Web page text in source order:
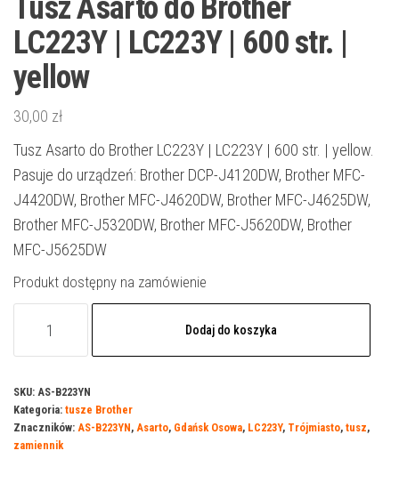
Tusz Asarto do Brother
LC223Y | LC223Y | 600 str. |
yellow
30,00 zł
Tusz Asarto do Brother LC223Y | LC223Y | 600 str. | yellow.
Pasuje do urządzeń: Brother DCP-J4120DW, Brother MFC-
J4420DW, Brother MFC-J4620DW, Brother MFC-J4625DW,
Brother MFC-J5320DW, Brother MFC-J5620DW, Brother
MFC-J5625DW
Produkt dostępny na zamówienie
do
Brother
LC223Y
Dodaj do koszyka
SKU: AS-B223YN
Kategoria: tusze Brother
Znaczników: AS-B223YN, Asarto, Gdańsk Osowa, LC223Y, Trójmiasto, tusz,
zamiennik